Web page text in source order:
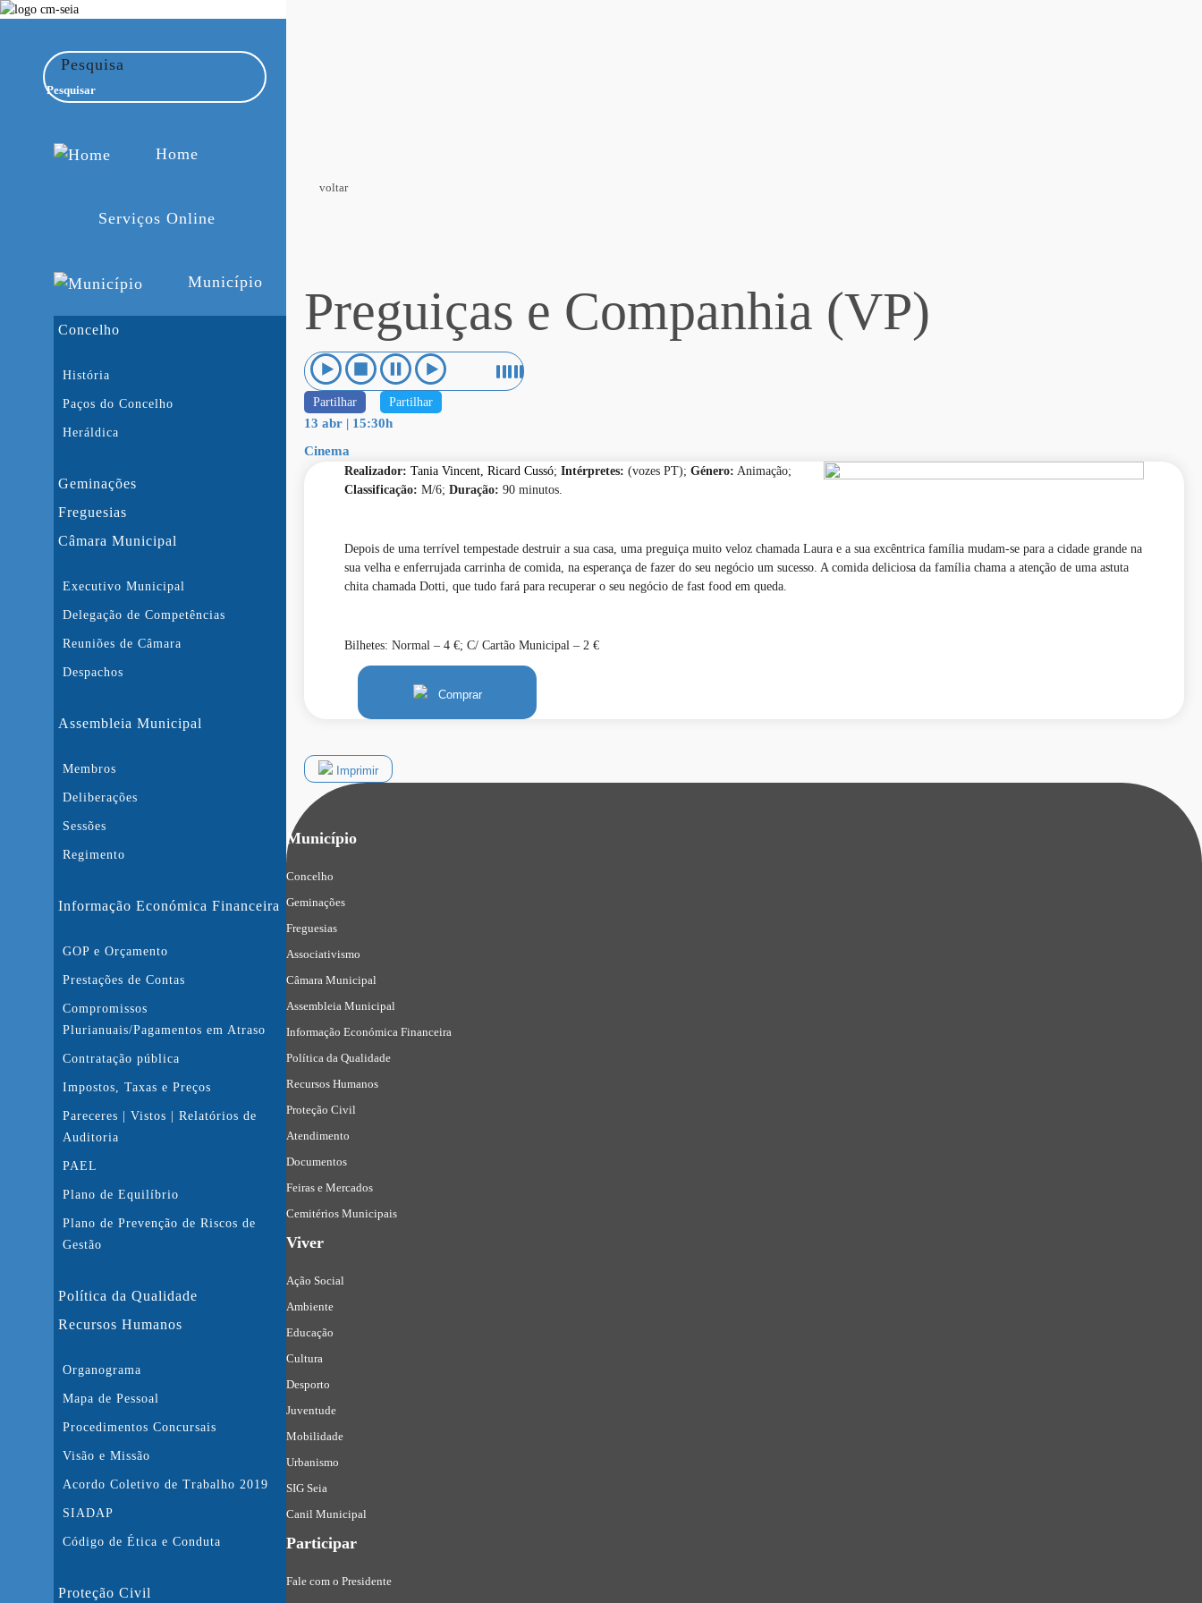
Pesquisa
Home
Serviços Online
Município
Concelho
História
Paços do Concelho
Heráldica
Geminações
Freguesias
Câmara Municipal
Executivo Municipal
Delegação de Competências
Reuniões de Câmara
Despachos
Assembleia Municipal
Membros
Deliberações
Sessões
Regimento
Informação Económica Financeira
GOP e Orçamento
Prestações de Contas
Compromissos
Plurianuais/Pagamentos em Atraso
Contratação pública
Impostos, Taxas e Preços
Pareceres | Vistos | Relatórios de
Auditoria
PAEL
Plano de Equilíbrio
Plano de Prevenção de Riscos de
Gestão
Política da Qualidade
Recursos Humanos
Organograma
Mapa de Pessoal
Procedimentos Concursais
Visão e Missão
Acordo Coletivo de Trabalho 2019
SIADAP
Código de Ética e Conduta
Proteção Civil
voltar
Preguiças e Companhia (VP)
Partilhar Partilhar
13 abr | 15:30h
Cinema
Realizador: Tania Vincent, Ricard Cussó; Intérpretes: (vozes PT); Género: Animação;
Classificação: M/6; Duração: 90 minutos.
Depois de uma terrível tempestade destruir a sua casa, uma preguiça muito veloz chamada Laura e a sua excêntrica família mudam-se para a cidade grande na
sua velha e enferrujada carrinha de comida, na esperança de fazer do seu negócio um sucesso. A comida deliciosa da família chama a atenção de uma astuta
chita chamada Dotti, que tudo fará para recuperar o seu negócio de fast food em queda.
Bilhetes: Normal – 4 €; C/ Cartão Municipal – 2 €
Comprar
Imprimir
Município
Concelho
Geminações
Freguesias
Associativismo
Câmara Municipal
Assembleia Municipal
Informação Económica Financeira
Política da Qualidade
Recursos Humanos
Proteção Civil
Atendimento
Documentos
Feiras e Mercados
Cemitérios Municipais
Viver
Ação Social
Ambiente
Educação
Cultura
Desporto
Juventude
Mobilidade
Urbanismo
SIG Seia
Canil Municipal
Participar
Fale com o Presidente